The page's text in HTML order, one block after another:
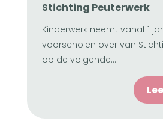
Stichting Peuterwerk
Kinderwerk neemt vanaf 1
voorscholen over van
op de volgende...